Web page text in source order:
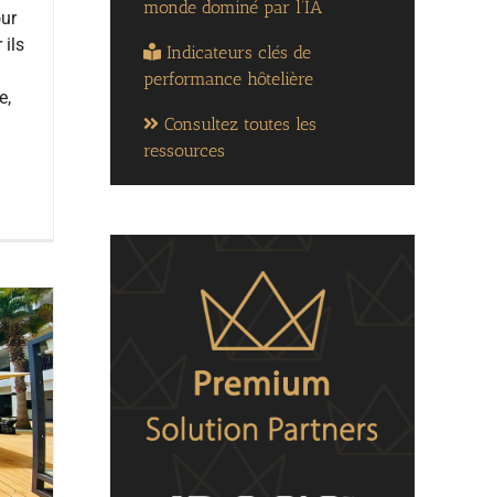
ils
monde dominé par l’IA
Indicateurs clés de
performance hôtelière
Consultez toutes les
ressources